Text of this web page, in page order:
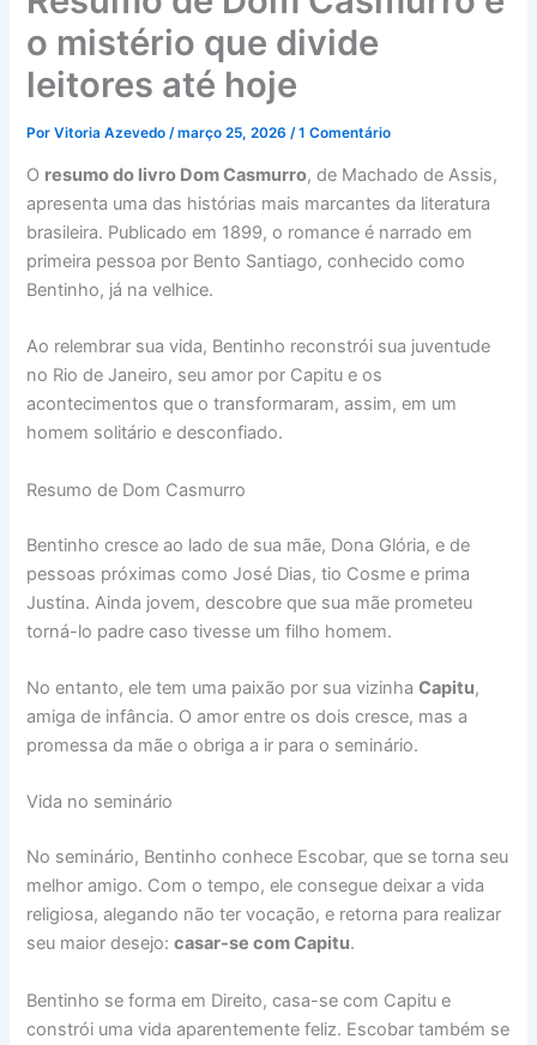
o mistério que divide
leitores até hoje
PorVitoria Azevedo /março 25, 2026 /1 Comentário
O resumo do livro Dom Casmurro, de Machado de Assis,
apresenta uma das histórias mais marcantes da literatura
brasileira. Publicado em 1899, o romance é narrado em
primeira pessoa por Bento Santiago, conhecido como
Bentinho, já na velhice.
Ao relembrar sua vida, Bentinho reconstrói sua juventude
no Rio de Janeiro, seu amor por Capitu e os
acontecimentos que o transformaram, assim, em um
homem solitário e desconfiado.
Resumo de Dom Casmurro
Bentinho cresce ao lado de sua mãe, Dona Glória, e de
pessoas próximas como José Dias, tio Cosme e prima
Justina. Ainda jovem, descobre que sua mãe prometeu
torná-lo padre caso tivesse um filho homem.
No entanto, ele tem uma paixão por sua vizinhaCapitu,
amiga de infância. O amor entre os dois cresce, mas a
promessa da mãe o obriga a ir para o seminário.
Vida no seminário
No seminário, Bentinho conhece Escobar, que se torna seu
melhor amigo. Com o tempo, ele consegue deixar a vida
religiosa, alegando não ter vocação, e retorna para realizar
seu maior desejo:casar-se com Capitu.
Bentinho se forma em Direito, casa-se com Capitu e
constrói uma vida aparentemente feliz. Escobar também se